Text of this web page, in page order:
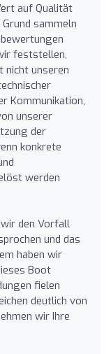
auf Qualität
sammeln
feststellen,
nicht unseren
Kommunikation,
unserer
der
konkrete
werden
wir den Vorfall
und das
haben wir
Boot
fielen
deutlich von
wir Ihre